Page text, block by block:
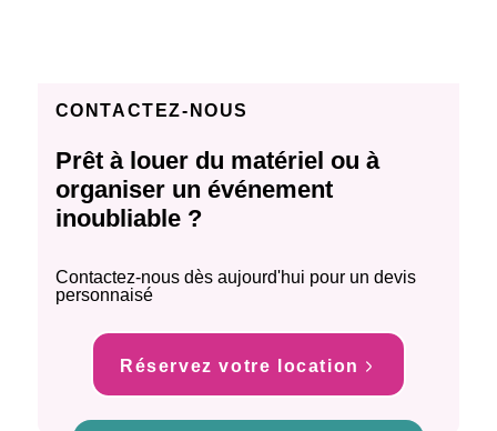
CONTACTEZ-NOUS
Prêt à louer du matériel ou à
organiser un événement
inoubliable ?
Contactez-nous dès aujourd'hui pour un devis
personnaisé
Réservez votre location